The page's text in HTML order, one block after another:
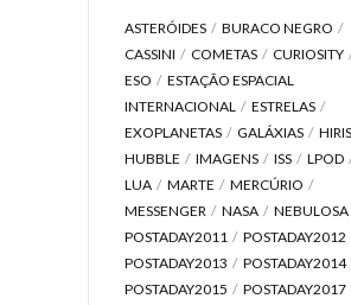
ASTERÓIDES
BURACO NEGRO
CASSINI
COMETAS CURIOSITY
ESO
ESTAÇÃO ESPACIAL
INTERNACIONAL
ESTRELAS
EXOPLANETAS
GALÁXIAS
HUBBLE
IMAGENS ISS LPOD
LUA
MARTE
MERCÚRIO
MESSENGER
NASA
NEBULOSA
POSTADAY2011
POSTADAY2012
POSTADAY2013
POSTADAY2014
POSTADAY2015
POSTADAY2017